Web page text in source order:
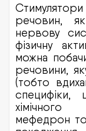
речовин,
нервову
фізичну
можна
речовини,
(тобто
хімічного
мефедрон